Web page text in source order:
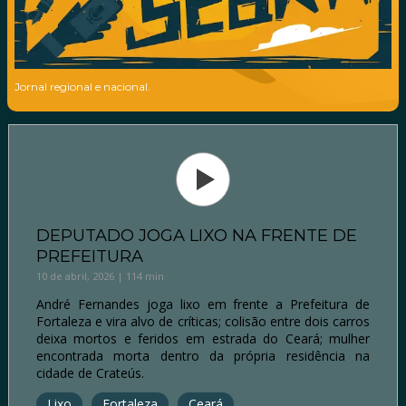
Jornal regional e nacional.
DEPUTADO JOGA LIXO NA FRENTE DE
PREFEITURA
10 de abril, 2026 | 114 min
André Fernandes joga lixo em frente a Prefeitura de
Fortaleza e vira alvo de críticas; colisão entre dois carros
deixa mortos e feridos em estrada do Ceará; mulher
encontrada morta dentro da própria residência na
cidade de Crateús.